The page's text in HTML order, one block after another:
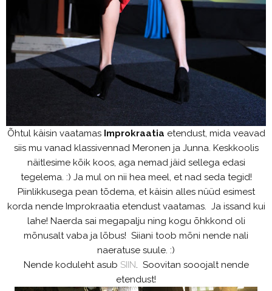
Õhtul käisin vaatamas Improkraatia etendust, mida veavad
siis mu vanad klassivennad Meronen ja Junna. Keskkoolis
näitlesime kõik koos, aga nemad jäid sellega edasi
tegelema. :) Ja mul on nii hea meel, et nad seda tegid!
Piinlikkusega pean tõdema, et käisin alles nüüd esimest
korda nende Improkraatia etendust vaatamas. Ja issand kui
lahe! Naerda sai megapalju ning kogu õhkkond oli
mõnusalt vaba ja lõbus! Siiani toob mõni nende nali
naeratuse suule. :)
Nende koduleht asub SIIN. Soovitan sooojalt nende
etendust!